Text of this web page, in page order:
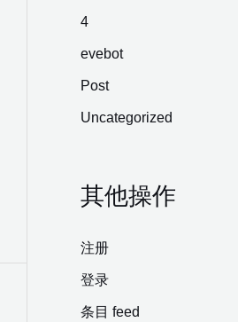
4
evebot
Post
Uncategorized
其他操作
注册
登录
条目 feed